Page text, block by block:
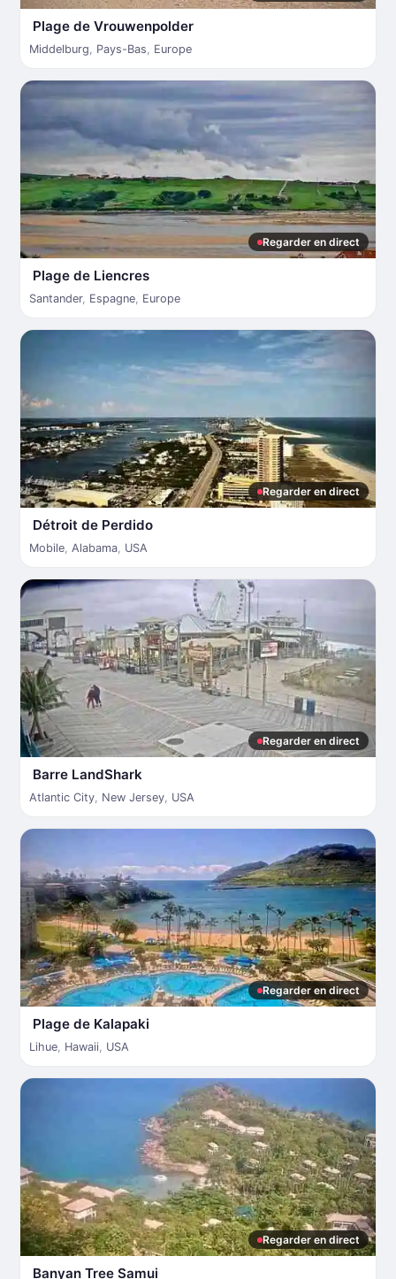
Plage de Vrouwenpolder
Middelburg, Pays-Bas, Europe
Regarder en direct
Plage de Liencres
Santander, Espagne, Europe
Regarder en direct
Détroit de Perdido
Mobile, Alabama, USA
Regarder en direct
Barre LandShark
Atlantic City, New Jersey, USA
Regarder en direct
Plage de Kalapaki
Lihue, Hawaii, USA
Regarder en direct
Banyan Tree Samui